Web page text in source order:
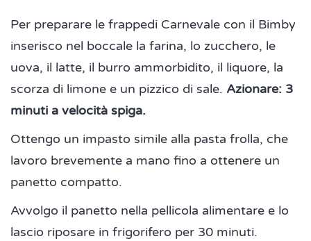
Per preparare le frappedi Carnevale con il Bimby
inserisco nel boccale la farina, lo zucchero, le
uova, il latte, il burro ammorbidito, il liquore, la
scorza di limone e un pizzico di sale. Azionare: 3
minuti a velocità spiga.
Ottengo un impasto simile alla pasta frolla, che
lavoro brevemente a mano fino a ottenere un
panetto compatto.
Avvolgo il panetto nella pellicola alimentare e lo
lascio riposare in frigorifero per 30 minuti.